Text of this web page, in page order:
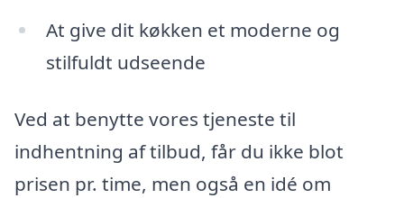
At give dit køkken et moderne og
stilfuldt udseende
Ved at benytte vores tjeneste til
indhentning af tilbud, får du ikke blot
prisen pr. time, men også en idé om